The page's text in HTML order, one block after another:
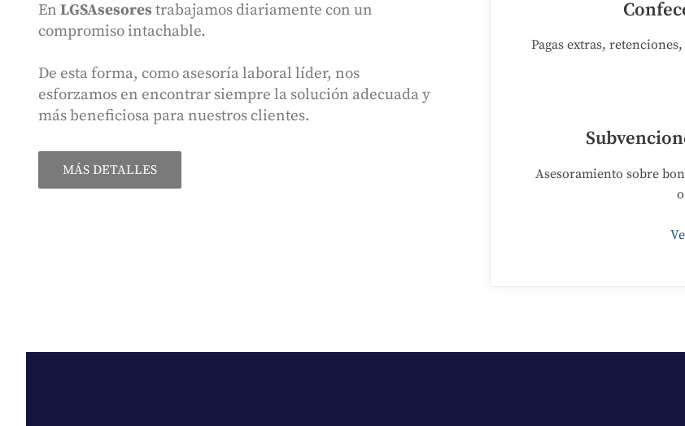
En LGSAsesores trabajamos diariamente con un
compromiso intachable.
De esta forma, como asesoría laboral líder, nos
esforzamos en encontrar siempre la solución adecuada y
más beneficiosa para nuestros clientes.
MÁS DETALLES
Pagas extras,
Asesoramiento sobre